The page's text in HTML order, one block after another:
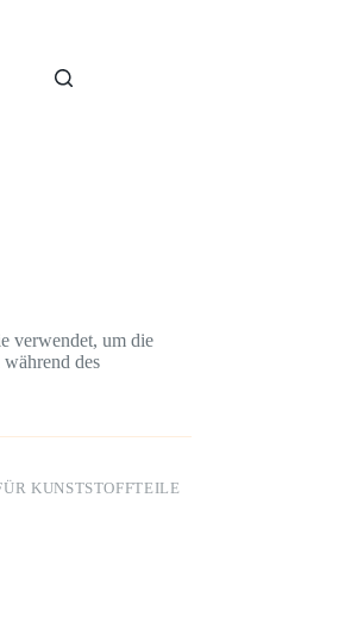
verwendet, um die
des
KUNSTSTOFFTEILE